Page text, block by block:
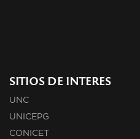
SITIOS DE INTERES
UNC
UNICEPG
CONICET